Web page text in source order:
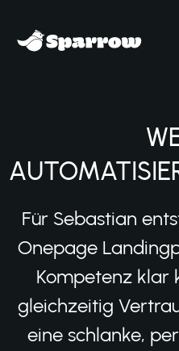
Für Sebastian
Onepage
Kompetenz klar
gleichzeitig
eine schlanke,